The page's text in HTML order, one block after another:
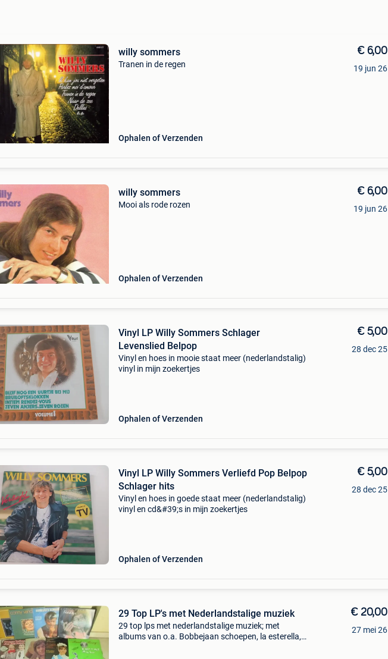
willy sommers
Tranen in de regen
Ophalen of Verzenden
€ 6,00
19 jun 26
willy sommers
Mooi als rode rozen
Ophalen of Verzenden
€ 6,00
19 jun 26
Vinyl LP Willy Sommers Schlager
Levenslied Belpop
Vinyl en hoes in mooie staat meer (nederlandstalig)
vinyl in mijn zoekertjes
Ophalen of Verzenden
€ 5,00
28 dec 25
Vinyl LP Willy Sommers Verliefd Pop Belpop
Schlager hits
Vinyl en hoes in goede staat meer (nederlandstalig)
vinyl en cd&#39;s in mijn zoekertjes
Ophalen of Verzenden
€ 5,00
28 dec 25
29 Top LP's met Nederlandstalige muziek
29 top lps met nederlandstalige muziek; met
albums van o.a. Bobbejaan schoepen, la esterella,
€ 20,00
27 mei 26